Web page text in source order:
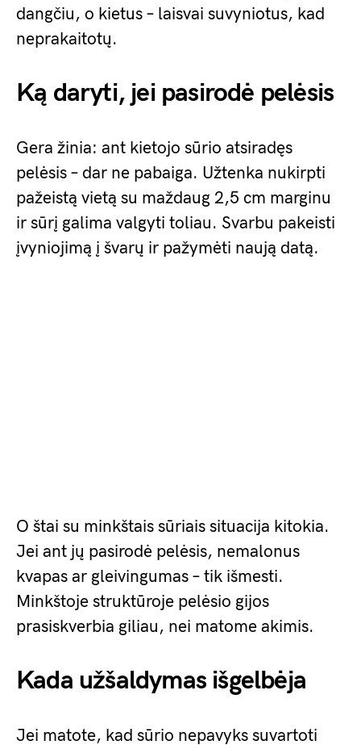
dangčiu, o kietus – laisvai suvyniotus, kad
neprakaitotų.
Ką daryti, jei pasirodė pelėsis
Gera žinia: ant kietojo sūrio atsiradęs
pelėsis – dar ne pabaiga. Užtenka nukirpti
pažeistą vietą su maždaug 2,5 cm marginu
ir sūrį galima valgyti toliau. Svarbu pakeisti
įvyniojimą į švarų ir pažymėti naują datą.
O štai su minkštais sūriais situacija kitokia.
Jei ant jų pasirodė pelėsis, nemalonus
kvapas ar gleivingumas – tik išmesti.
Minkštoje struktūroje pelėsio gijos
prasiskverbia giliau, nei matome akimis.
Kada užšaldymas išgelbėja
Jei matote, kad sūrio nepavyks suvartoti